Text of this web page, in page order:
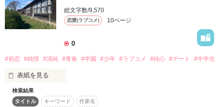
総文字数/9,570
恋愛(ラブコメ) 10ページ
0
#初恋 #純情 #清純 #青春 #学園 #少年 #ラブコメ #純心 #デート #中学生
表紙を見る
「初恋って」
検索結果
タイトル
キーワード 作家名